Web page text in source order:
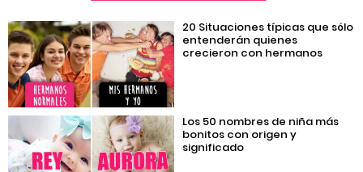
20 Situaciones típicas que sólo
entenderán quienes
crecieron con hermanos
Los 50 nombres de niña más
bonitos con origen y
significado